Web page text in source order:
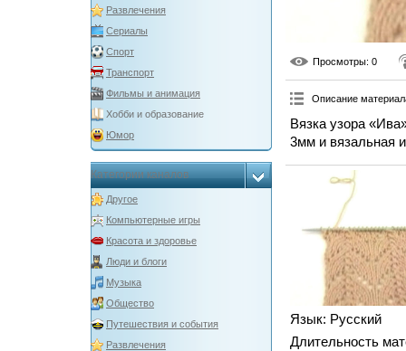
Развлечения
Сериалы
Спорт
Транспорт
Фильмы и анимация
Хобби и образование
Юмор
Категории каналов
Другое
Компьютерные игры
Красота и здоровье
Люди и блоги
Музыка
Общество
Путешествия и события
Развлечения
Просмотры: 0
Описание
Вязка узора
3мм и вязальная
Язык: Русский
Длительность